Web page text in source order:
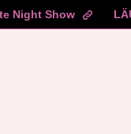
Night Show